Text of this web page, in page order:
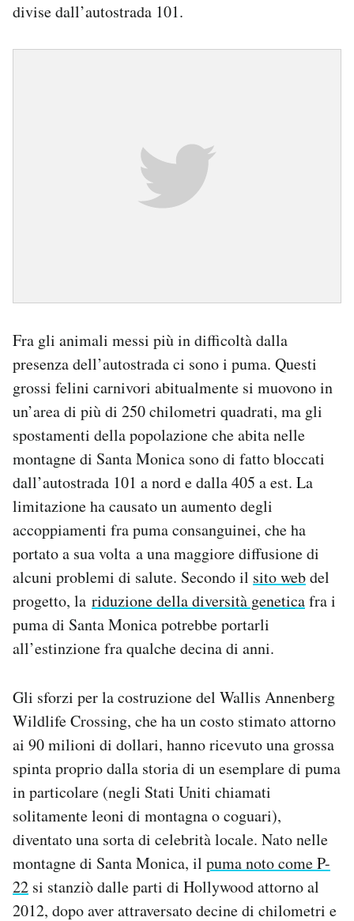
divise dall’autostrada 101.
Fra gli animali messi più in difficoltà dalla
presenza dell’autostrada ci sono i puma. Questi
grossi felini carnivori abitualmente si muovono in
un’area di più di 250 chilometri quadrati, ma gli
spostamenti della popolazione che abita nelle
montagne di Santa Monica sono di fatto bloccati
dall’autostrada 101 a nord e dalla 405 a est. La
limitazione ha causato un aumento degli
accoppiamenti fra puma consanguinei, che ha
portato a sua volta a una maggiore diffusione di
alcuni problemi di salute. Secondo il sito webdel
progetto, la riduzione della diversità geneticafra i
puma di Santa Monica potrebbe portarli
all’estinzione fra qualche decina di anni.
Gli sforzi per la costruzione del Wallis Annenberg
Wildlife Crossing, che ha un costo stimato attorno
ai 90 milioni di dollari, hanno ricevuto una grossa
spinta proprio dalla storia di un esemplare di puma
in particolare (negli Stati Uniti chiamati
solitamente leoni di montagna o coguari),
diventato una sorta di celebrità locale. Nato nelle
montagne di Santa Monica, il puma noto come P-
22 si stanziò dalle parti di Hollywood attorno al
2012, dopo aver attraversato decine di chilometri e